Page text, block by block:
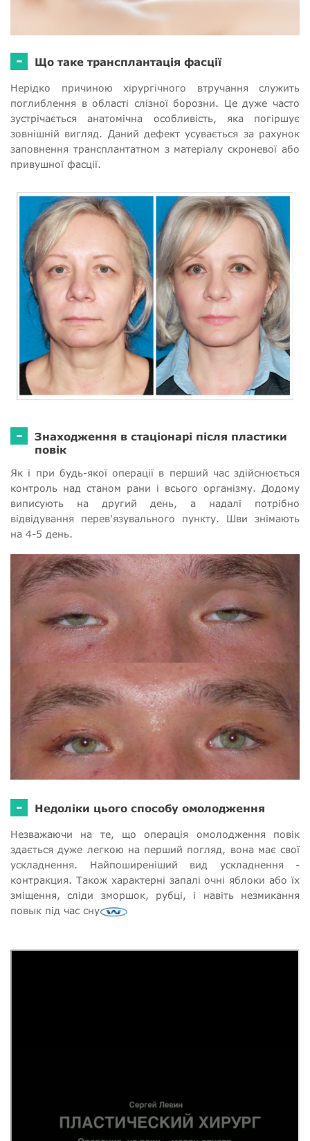
- Що таке трансплантація фасції
Нерідко причиною хірургічного втручання служить
поглиблення в області слізної борозни. Це дуже часто
зустрічається анатомічна особливість, яка погіршує
зовнішній вигляд. Даний дефект усувається за рахунок
заповнення трансплантатном з матеріалу скроневої або
привушної фасції.
-
Знаходження в стаціонарі після пластики
повік
Як і при будь-якої операції в перший час здійснюється
контроль над станом рани і всього організму. Додому
виписують на другий день, а надалі потрібно
відвідування перев'язувального пункту. Шви знімають
на 4-5 день.
- Недоліки цього способу омолодження
Незважаючи на те, що операція омолодження повік
здається дуже легкою на перший погляд, вона має свої
ускладнення. Найпоширеніший вид ускладнення -
контракция. Також характерні запалі очні яблоки або їх
зміщення, сліди зморшок, рубці, і навіть незмикання
повык під час сну